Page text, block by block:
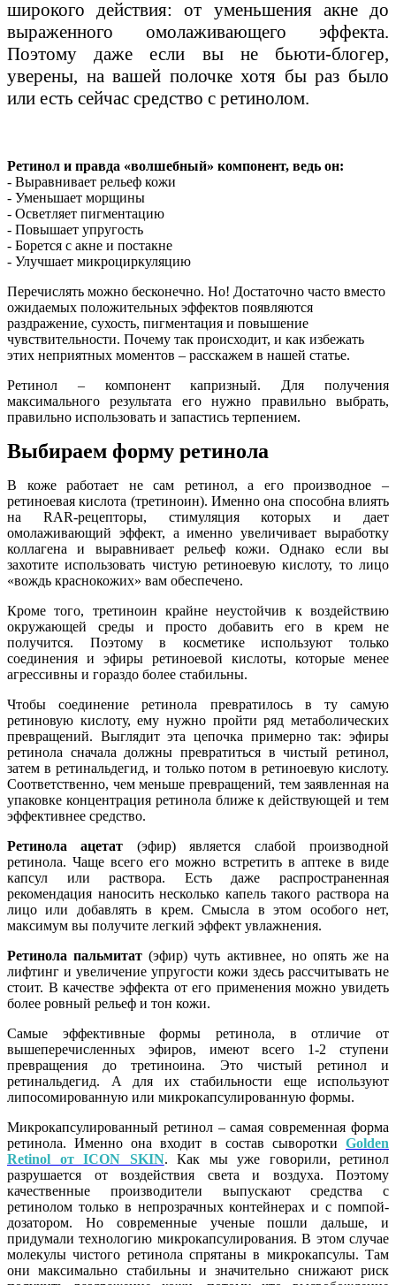
широкого действия: от уменьшения акне до
выраженного омолаживающего эффекта.
Поэтому даже если вы не бьюти-блогер,
уверены, на вашей полочке хотя бы раз было
или есть сейчас средство с ретинолом.
Ретинол и правда «волшебный» компонент, ведь он:
- Выравнивает рельеф кожи
- Уменьшает морщины
- Осветляет пигментацию
- Повышает упругость
- Борется с акне и постакне
- Улучшает микроциркуляцию
Перечислять можно бесконечно. Но! Достаточно часто вместо
ожидаемых положительных эффектов появляются
раздражение, сухость, пигментация и повышение
чувствительности. Почему так происходит, и как избежать
этих неприятных моментов – расскажем в нашей статье.
Ретинол – компонент капризный. Для получения
максимального результата его нужно правильно выбрать,
правильно использовать и запастись терпением.
Выбираем форму ретинола
В коже работает не сам ретинол, а его производное –
ретиноевая кислота (третиноин). Именно она способна влиять
на RAR-рецепторы, стимуляция которых и дает
омолаживающий эффект, а именно увеличивает выработку
коллагена и выравнивает рельеф кожи. Однако если вы
захотите использовать чистую ретиноевую кислоту, то лицо
«вождь краснокожих» вам обеспечено.
Кроме того, третиноин крайне неустойчив к воздействию
окружающей среды и просто добавить его в крем не
получится. Поэтому в косметике используют только
соединения и эфиры ретиноевой кислоты, которые менее
агрессивны и гораздо более стабильны.
Чтобы соединение ретинола превратилось в ту самую
ретиновую кислоту, ему нужно пройти ряд метаболических
превращений. Выглядит эта цепочка примерно так: эфиры
ретинола сначала должны превратиться в чистый ретинол,
затем в ретинальдегид, и только потом в ретиноевую кислоту.
Соответственно, чем меньше превращений, тем заявленная на
упаковке концентрация ретинола ближе к действующей и тем
эффективнее средство.
Ретинола ацетат (эфир) является слабой производной
ретинола. Чаще всего его можно встретить в аптеке в виде
капсул или раствора. Есть даже распространенная
рекомендация наносить несколько капель такого раствора на
лицо или добавлять в крем. Смысла в этом особого нет,
максимум вы получите легкий эффект увлажнения.
Ретинола пальмитат (эфир) чуть активнее, но опять же на
лифтинг и увеличение упругости кожи здесь рассчитывать не
стоит. В качестве эффекта от его применения можно увидеть
более ровный рельеф и тон кожи.
Самые эффективные формы ретинола, в отличие от
вышеперечисленных эфиров, имеют всего 1-2 ступени
превращения до третиноина. Это чистый ретинол и
ретинальдегид. А для их стабильности еще используют
липосомированную или микрокапсулированную формы.
Микрокапсулированный ретинол –самая современная форма
ретинола. Именно она входит в состав сыворотки Golden
Retinol от ICON SKIN. Как мы уже говорили, ретинол
разрушается от воздействия света и воздуха. Поэтому
качественные производители выпускают средства с
ретинолом только в непрозрачных контейнерах и с помпой-
дозатором. Но современные ученые пошли дальше, и
придумали технологию микрокапсулирования. В этом случае
молекулы чистого ретинола спрятаны в микрокапсулы. Там
они максимально стабильны и значительно снижают риск